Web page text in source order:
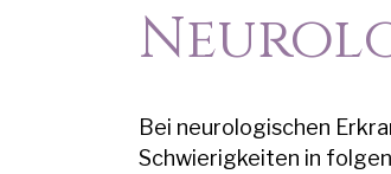
Bei neurologischen
Schwierigkeiten in